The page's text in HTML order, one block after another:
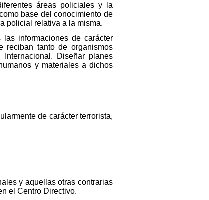
áreas policiales y la
base del conocimiento de
policial relativa a la misma.
informaciones de carácter
reciban tanto de organismos
Diseñar planes
y materiales a dichos
de carácter terrorista,
y aquellas otras contrarias
el Centro Directivo.